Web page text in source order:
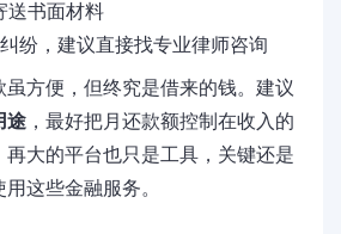
送书面材料
纷，建议直接找专业律师咨询
方便，但终究是借来的钱。建议
途 ，最好把月还款额控制在收入的
大的平台也只是工具，关键还是
这些金融服务。